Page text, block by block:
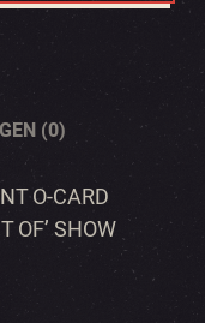
(0)
O-CARD
OF’ SHOW